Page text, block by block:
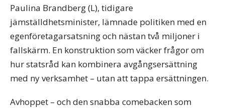
Paulina Brandberg (L), tidigare
jämställdhetsminister, lämnade politiken med en
egenföretagarsatsning och nästan två miljoner i
fallskärm. En konstruktion som väcker frågor om
hur statsråd kan kombinera avgångsersättning
med ny verksamhet – utan att tappa ersättningen.
Avhoppet – och den snabba comebacken som